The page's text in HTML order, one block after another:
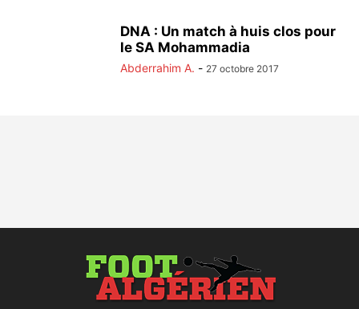
DNA : Un match à huis clos pour
le SA Mohammadia
Abderrahim A. - 27 octobre 2017